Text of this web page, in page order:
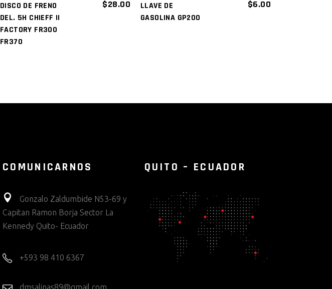
DISCO DE FRENO
DEL. 5H CHIEFF II
FACTORY FR300
FR370
$28.00
LLAVE DE
GASOLINA GP200
$6.00
COMUNICARNOS
Gonzalo Zaldumbide N53-69 y
Capitan Ramon Borja Sector La
Kennedy Quito- Ecuador
+593 98 410 6367
dmsalinas89@gmail.com
QUITO – ECUADOR